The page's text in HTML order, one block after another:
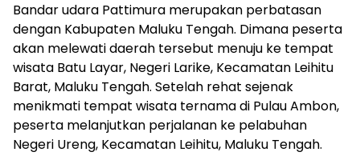
Bandar udara Pattimura merupakan perbatasan
dengan Kabupaten Maluku Tengah. Dimana peserta
akan melewati daerah tersebut menuju ke tempat
wisata Batu Layar, Negeri Larike, Kecamatan Leihitu
Barat, Maluku Tengah. Setelah rehat sejenak
menikmati tempat wisata ternama di Pulau Ambon,
peserta melanjutkan perjalanan ke pelabuhan
Negeri Ureng, Kecamatan Leihitu, Maluku Tengah.